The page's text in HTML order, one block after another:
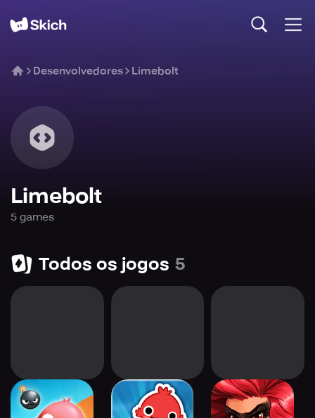
Desenvolvedores Limebolt
Limebolt
5 games
Todos os jogos 5
iBlast Moki iBlast Moki 2
Stone Breaker:
Match-3 RPG